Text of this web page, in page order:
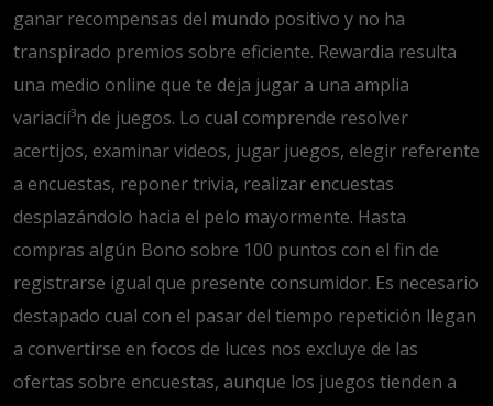
ganar recompensas del mundo positivo y no ha
transpirado premios sobre eficiente. Rewardia resulta
una medio online que te deja jugar a una amplia
variacií³n de juegos. Lo cual comprende resolver
acertijos, examinar videos, jugar juegos, elegir referente
a encuestas, reponer trivia, realizar encuestas
desplazándolo hacia el pelo mayormente. Hasta
compras algún Bono sobre 100 puntos con el fin de
registrarse igual que presente consumidor. Es necesario
destapado cual con el pasar del tiempo repetición llegan
a convertirse en focos de luces nos excluye de las
ofertas sobre encuestas, aunque los juegos tienden a